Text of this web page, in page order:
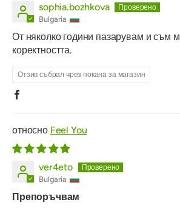
sophia.bozhkova
Bulgaria
От няколко години пазарувам и съм
коректността.
Отзив събрал чрез покана за магазин
Feel You
ver4eto
Bulgaria
Препоръчвам